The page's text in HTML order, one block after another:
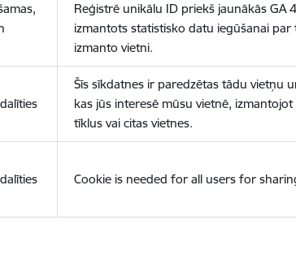
Reģistrē unikālu ID priekš jaunākās GA
izmantots statistisko datu iegūšanai par
izmanto vietni.
Šīs sīkdatnes ir paredzētas tādu vietņu
kas jūs interesē mūsu vietnē,
tīklus vai citas vietnes.
Cookie is needed for all users for